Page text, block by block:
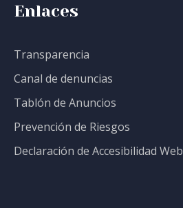
Enlaces
Transparencia
Canal de denuncias
Tablón de Anuncios
Prevención de Riesgos
Declaración de Accesibilidad Web